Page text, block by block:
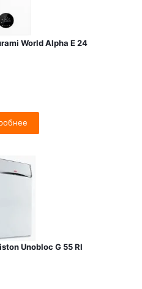
World Alpha E 24
Unobloc G 55 RI